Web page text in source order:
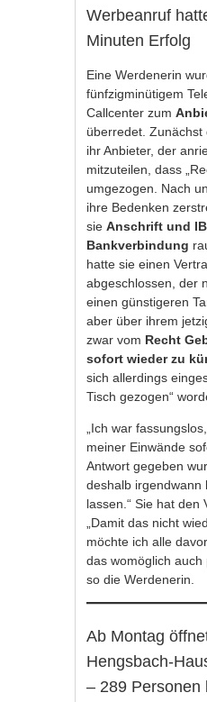
Werbeanruf
Minuten Erfolg
Eine Werdenerin
fünfzigminütigem
Callcenter zum
überredet. Zunächst
ihr Anbieter, der
mitzuteilen, dass
umgezogen. Nach
ihre Bedenken
sieAnschrift und
Bankverbindung
hatte sie einen
abgeschlossen, der
einen günstigeren
aber über ihrem
zwar vom Recht
sofort wieder zu
sich allerdings
Tisch gezogen“
„Ich war
meiner Einwände
Antwort gegeben
deshalb irgendwann
lassen.“ Sie hat den
„Damit das nicht
möchte ich alle
das womöglich auch
so die Werdenerin.
Ab Montag
Hengsbach-
– 289 Personen